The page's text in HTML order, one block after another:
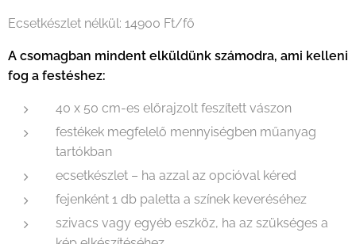
Ecsetkészlet nélkül: 14900 Ft/fő
A csomagban mindent elküldünk számodra, ami kelleni
fog a festéshez:
40 x 50 cm-es előrajzolt feszített vászon
festékek megfelelő mennyiségben műanyag
tartókban
ecsetkészlet – ha azzal az opcióval kéred
fejenként 1 db paletta a színek keveréséhez
szivacs vagy egyéb eszköz, ha az szükséges a